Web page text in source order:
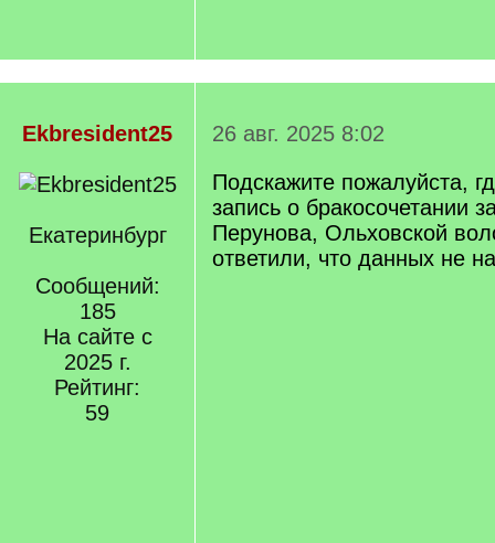
Ekbresident25
Екатеринбург
Сообщений:
185
На сайте с
2025 г.
Рейтинг:
59
26 авг. 2025 8:02
Подскажите пожалуйста,
запись о бракосочетании
Перунова, Ольховской
ответили, что данных не